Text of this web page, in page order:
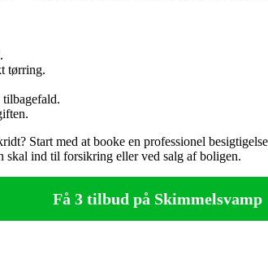
tørring.
Start med at booke en professionel
skal ind til forsikring eller ved salg af boligen.
Få 3 tilbud på Skimmelsvamp